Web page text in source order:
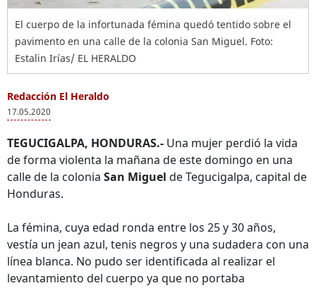
El cuerpo de la infortunada fémina quedó tentido sobre el
pavimento en una calle de la colonia San Miguel. Foto:
Estalin Irías/ EL HERALDO
Redacción El Heraldo
17.05.2020
TEGUCIGALPA, HONDURAS.- Una mujer perdió la vida
de forma violenta la mañana de este domingo en una
calle de la colonia San Miguel de Tegucigalpa, capital de
Honduras.
La fémina, cuya edad ronda entre los 25 y 30 años,
vestía un jean azul, tenis negros y una sudadera con una
línea blanca. No pudo ser identificada al realizar el
levantamiento del cuerpo ya que no portaba